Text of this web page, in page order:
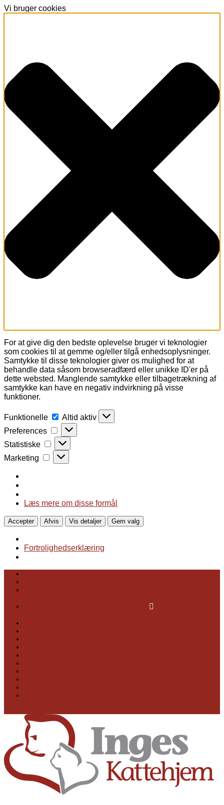
Vi bruger cookies
For at give dig den bedste oplevelse bruger vi teknologier
som cookies til at gemme og/eller tilgå enhedsoplysninger.
Samtykke til disse teknologier giver os mulighed for at
behandle data såsom browseradfærd eller unikke ID'er på
dette websted. Manglende samtykke eller tilbagetrækning af
samtykke kan have en negativ indvirkning på visse
funktioner.
Funktionelle Funktionelle
Altid aktiv
Preferences
Preferences
Statistiske Statistiske
Marketing Marketing
Læs mere om disse formål
Accepter Afvis Vis detaljer Gem valg
Fortrolighedserklæring